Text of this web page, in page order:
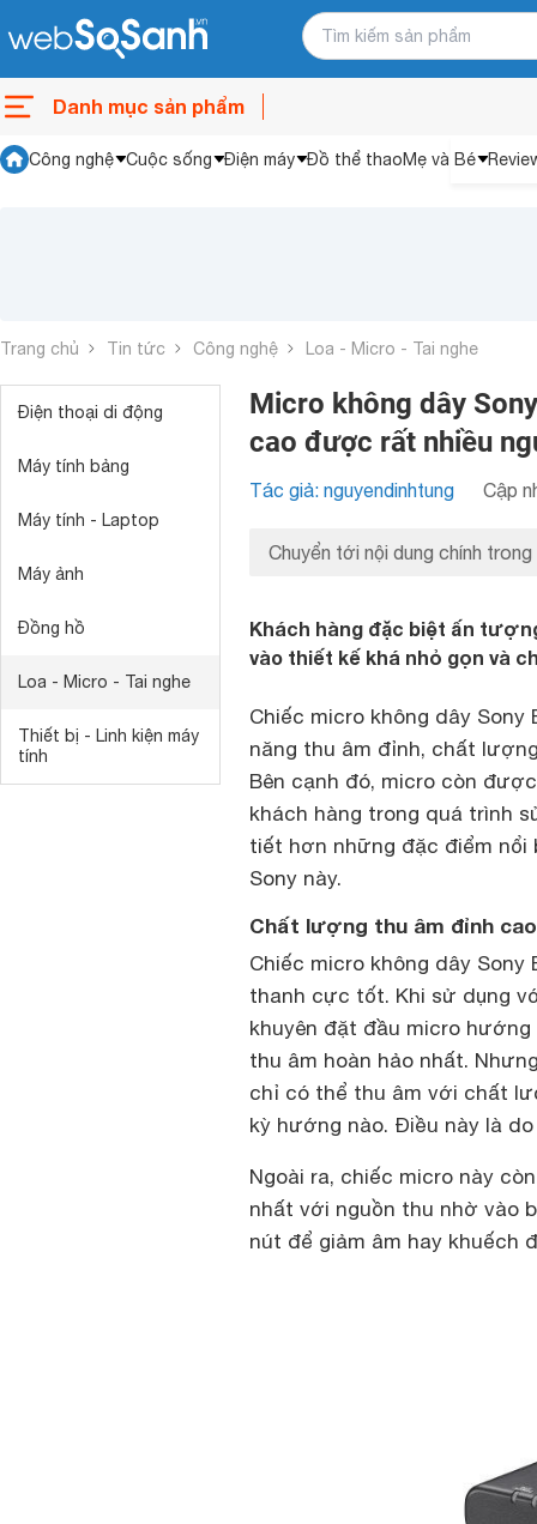
Danh mục sản phẩm
Công nghệ Cuộc sống Điện máy Đồ thể thaoMẹ và Bé
Trang chủ Tin tức Công nghệ Loa - Micro - Tai nghe
Điện thoại di động
Máy tính bảng
Máy tính - Laptop
Máy ảnh
Đồng hồ
Loa - Micro - Tai nghe
Thiết bị - Linh kiện máy
tính
Micro không dây
cao được rất nhiều
Tác giả: nguyendinhtung Cập
Chuyển tới nội dung chính trong
Khách hàng đặc biệt ấn
vào thiết kế khá nhỏ gọn và
Chiếc micro không dây
năng thu âm đỉnh, chất
Bên cạnh đó, micro còn
khách hàng trong quá trình
tiết hơn những đặc điểm
Sony này.
Chất lượng thu âm đỉnh cao
Chiếc micro không dây
thanh cực tốt. Khi sử dụng
khuyên đặt đầu micro
thu âm hoàn hảo nhất.
chỉ có thể thu âm với chất
kỳ hướng nào. Điều này là
Ngoài ra, chiếc micro này
nhất với nguồn thu nhờ vào
nút để giảm âm hay khuếch